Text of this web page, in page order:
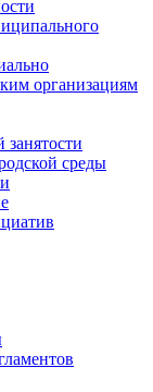
организациям
среды